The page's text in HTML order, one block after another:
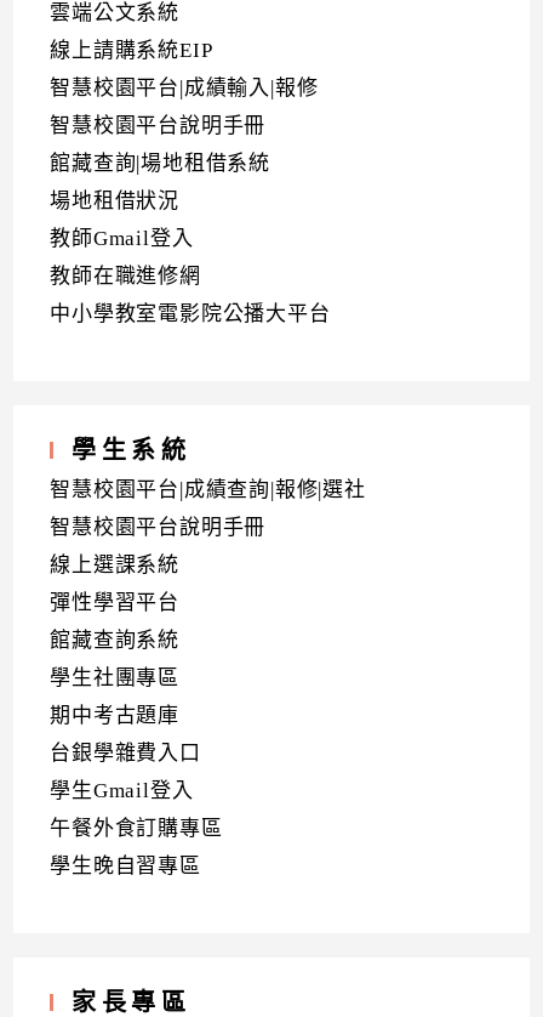
雲端公文系統
線上請購系統EIP
智慧校園平台|成績輸入|報修
智慧校園平台說明手冊
館藏查詢|場地租借系統
場地租借狀況
教師Gmail登入
教師在職進修網
中小學教室電影院公播大平台
學生系統
智慧校園平台|成績查詢|報修|選社
智慧校園平台說明手冊
線上選課系統
彈性學習平台
館藏查詢系統
學生社團專區
期中考古題庫
台銀學雜費入口
學生Gmail登入
午餐外食訂購專區
學生晚自習專區
家長專區